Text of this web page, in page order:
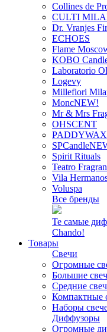
Collines de
CULTI
Dr. Vranjes
ECHOES
Flame
KOBO
Laboratorio
Logevy
Millefiori
MoncNEW!
Mr & Mrs
OHSCENT
PADDYWAX
SPCandle
Spirit Rituals
Teatro
Vila
Voluspa
Все бренды
Те самые
Chando!
Товары
Свечи
Огромные
Большие
Средние
Компактные
Наборы
Диффузоры
Огромные